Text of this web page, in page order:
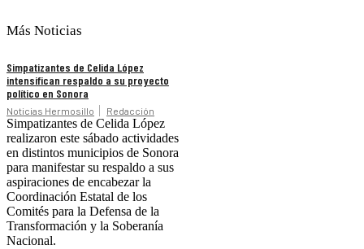
Más Noticias
Simpatizantes de Celida López
intensifican respaldo a su proyecto
político en Sonora
Noticias Hermosillo Redacción
Simpatizantes de Celida López
realizaron este sábado actividades
en distintos municipios de Sonora
para manifestar su respaldo a sus
aspiraciones de encabezar la
Coordinación Estatal de los
Comités para la Defensa de la
Transformación y la Soberanía
Nacional.